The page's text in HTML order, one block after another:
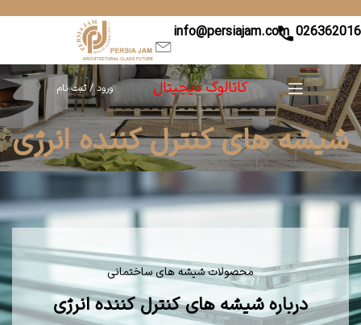
info@persiajam.com
کاتالوگ دیجیتال ورود / ثبت نام
شیشه های کنترل کننده انرژی
محصولات شیشه های ساختمانی
درباره شیشه های کنترل کننده انرژی